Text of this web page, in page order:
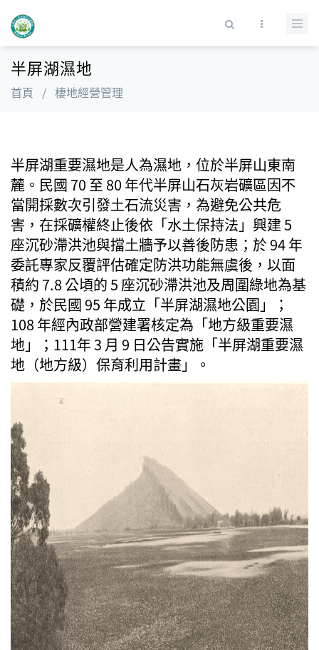
搜尋表單
半屏湖濕地
首頁 / 棲地經營管理
半屏湖重要濕地是人為濕地，位於半屏山東南
麓。民國 70 至 80 年代半屏山石灰岩礦區因不
當開採數次引發土石流災害，為避免公共危
害，在採礦權終止後依「水土保持法」興建 5
座沉砂滯洪池與擋土牆予以善後防患；於 94 年
委託專家反覆評估確定防洪功能無虞後，以面
積約 7.8 公頃的 5 座沉砂滯洪池及周圍綠地為基
礎，於民國 95 年成立「半屏湖濕地公園」；
108 年經內政部營建署核定為「地方級重要濕
地」；111年 3 月 9 日公告實施「半屏湖重要濕
地（地方級）保育利用計畫」。